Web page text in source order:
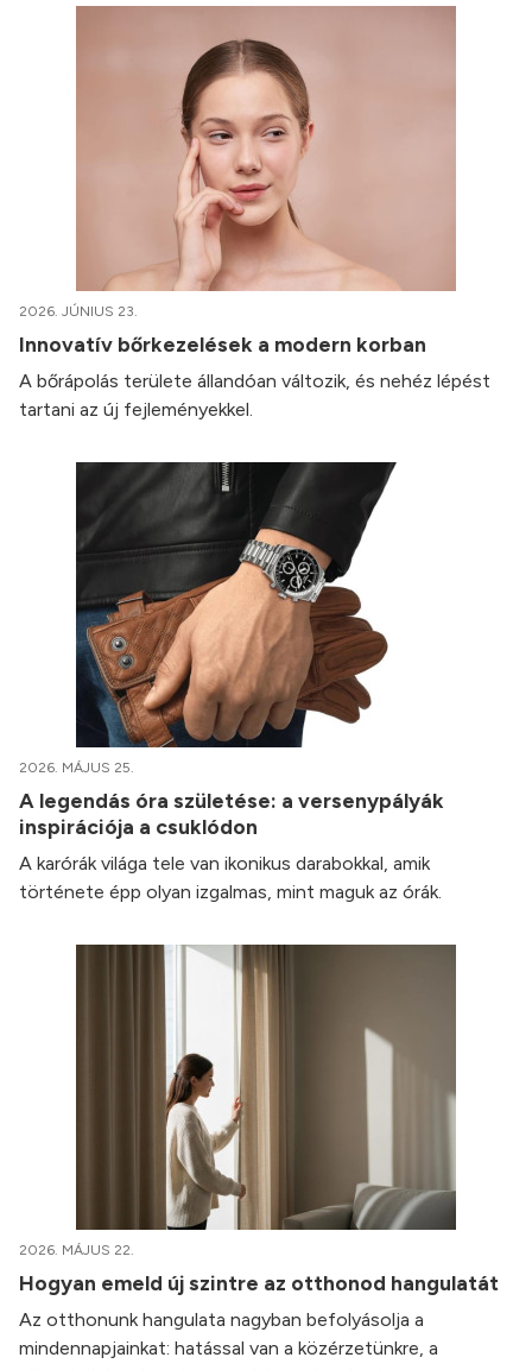
2026. JÚNIUS 23.
Innovatív bőrkezelések a modern korban
A bőrápolás területe állandóan változik, és nehéz lépést
tartani az új fejleményekkel.
2026. MÁJUS 25.
A legendás óra születése: a versenypályák
inspirációja a csuklódon
A karórák világa tele van ikonikus darabokkal, amik
története épp olyan izgalmas, mint maguk az órák.
2026. MÁJUS 22.
Hogyan emeld új szintre az otthonod hangulatát
Az otthonunk hangulata nagyban befolyásolja a
mindennapjainkat: hatással van a közérzetünkre, a